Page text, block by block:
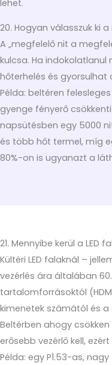
lehet.
20. Hogyan válasszuk ki
A „megfelelő nit a
kulcsa. Ha
hőterhelés és gyorsulhat
Példa: beltéren
gyenge fényerő
napsütésben egy 5000
és több hőt termel, míg
80%-on is ugyanazt a
21. Mennyibe kerül a LED
Kültéri LED falaknál –
vezérlés ára általában
tartalomforrásoktól
kimenetek számától és
Beltérben ahogy
erősebb vezérlő kell,
Példa: egy P1.53-as,